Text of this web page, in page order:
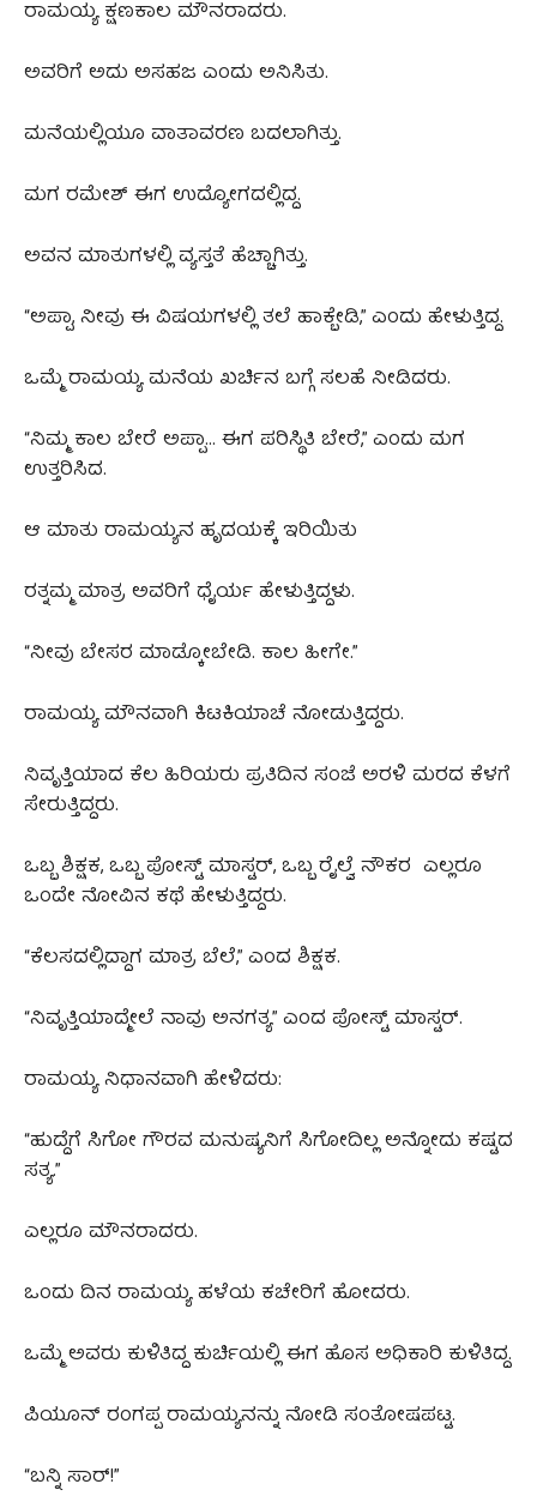
ರಾಮಯ್ಯ ಕ್ಷಣಕಾಲ ಮೌನರಾದರು.
ಅವರಿಗೆ ಅದು ಅಸಹಜ ಎಂದು ಅನಿಸಿತು.
ಮನೆಯಲ್ಲಿಯೂ ವಾತಾವರಣ ಬದಲಾಗಿತ್ತು.
ಮಗ ರಮೇಶ್ ಈಗ ಉದ್ಯೋಗದಲ್ಲಿದ್ದ.
ಅವನ ಮಾತುಗಳಲ್ಲಿ ವ್ಯಸ್ತತೆ ಹೆಚ್ಚಾಗಿತ್ತು.
“ಅಪ್ಪಾ, ನೀವು ಈ ವಿಷಯಗಳಲ್ಲಿ ತಲೆ ಹಾಕ್ಬೇಡಿ,” ಎಂದು ಹೇಳುತ್ತಿದ್ದ.
ಒಮ್ಮೆ ರಾಮಯ್ಯ ಮನೆಯ ಖರ್ಚಿನ ಬಗ್ಗೆ ಸಲಹೆ ನೀಡಿದರು.
“ನಿಮ್ಮ ಕಾಲ ಬೇರೆ ಅಪ್ಪಾ… ಈಗ ಪರಿಸ್ಥಿತಿ ಬೇರೆ,” ಎಂದು ಮಗ
ಉತ್ತರಿಸಿದ.
ಆ ಮಾತು ರಾಮಯ್ಯನ ಹೃದಯಕ್ಕೆ ಇರಿಯಿತು
ರತ್ನಮ್ಮ ಮಾತ್ರ ಅವರಿಗೆ ಧೈರ್ಯ ಹೇಳುತ್ತಿದ್ದಳು.
“ನೀವು ಬೇಸರ ಮಾಡ್ಕೋಬೇಡಿ. ಕಾಲ ಹೀಗೇ.”
ರಾಮಯ್ಯ ಮೌನವಾಗಿ ಕಿಟಕಿಯಾಚೆ ನೋಡುತ್ತಿದ್ದರು.
ನಿವೃತ್ತಿಯಾದ ಕೆಲ ಹಿರಿಯರು ಪ್ರತಿದಿನ ಸಂಜೆ ಅರಳಿ ಮರದ ಕೆಳಗೆ
ಸೇರುತ್ತಿದ್ದರು.
ಒಬ್ಬ ಶಿಕ್ಷಕ, ಒಬ್ಬ ಪೋಸ್ಟ್ ಮಾಸ್ಟರ್, ಒಬ್ಬ ರೈಲ್ವೆ ನೌಕರ ಎಲ್ಲರೂ
ಒಂದೇ ನೋವಿನ ಕಥೆ ಹೇಳುತ್ತಿದ್ದರು.
“ಕೆಲಸದಲ್ಲಿದ್ದಾಗ ಮಾತ್ರ ಬೆಲೆ,” ಎಂದ ಶಿಕ್ಷಕ.
“ನಿವೃತ್ತಿಯಾದ್ಮೇಲೆ ನಾವು ಅನಗತ್ಯ” ಎಂದ ಪೋಸ್ಟ್ ಮಾಸ್ಟರ್.
ರಾಮಯ್ಯ ನಿಧಾನವಾಗಿ ಹೇಳಿದರು:
“ಹುದ್ದೆಗೆ ಸಿಗೋ ಗೌರವ ಮನುಷ್ಯನಿಗೆ ಸಿಗೋದಿಲ್ಲ ಅನ್ನೋದು ಕಷ್ಟದ
ಸತ್ಯ.”
ಎಲ್ಲರೂ ಮೌನರಾದರು.
ಒಂದು ದಿನ ರಾಮಯ್ಯ ಹಳೆಯ ಕಚೇರಿಗೆ ಹೋದರು.
ಒಮ್ಮೆ ಅವರು ಕುಳಿತಿದ್ದ ಕುರ್ಚಿಯಲ್ಲಿ ಈಗ ಹೊಸ ಅಧಿಕಾರಿ ಕುಳಿತಿದ್ದ.
ಪಿಯೂನ್ ರಂಗಪ್ಪ ರಾಮಯ್ಯನನ್ನು ನೋಡಿ ಸಂತೋಷಪಟ್ಟ.
“ಬನ್ನಿ ಸಾರ್!”